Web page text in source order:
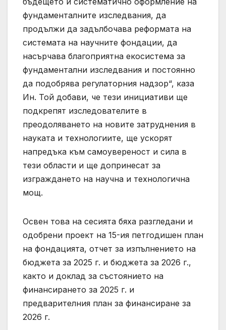
фундаменталните изследвания, да
продължи да задълбочава реформата на
системата на научните фондации, да
насърчава благоприятна екосистема за
фундаментални изследвания и постоянно
да подобрява регулаторния надзор“, каза
Ин. Той добави, че тези инициативи ще
подкрепят изследователите в
преодоляването на новите затруднения в
науката и технологиите, ще ускорят
напредъка към самоувереност и сила в
тези области и ще допринесат за
изграждането на научна и технологична
мощ.
Освен това на сесията бяха разгледани и
одобрени проект на 15-ия петгодишен план
на фондацията, отчет за изпълнението на
бюджета за 2025 г. и бюджета за 2026 г.,
както и доклад за състоянието на
финансирането за 2025 г. и
предварителния план за финансиране за
2026 г.